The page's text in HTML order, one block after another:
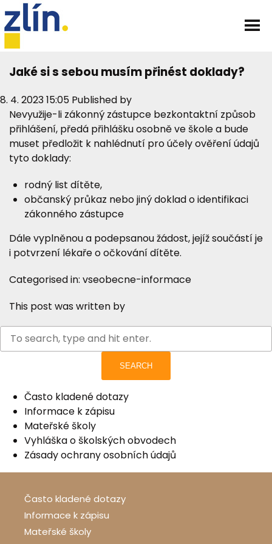
Jaké si s sebou musím přinést doklady?
8. 4. 2023 15:05 Published by
Nevyužije-li zákonný zástupce bezkontaktní způsob
přihlášení, předá přihlášku osobně ve škole a bude
muset předložit k nahlédnutí pro účely ověření údajů
tyto doklady:
rodný list dítěte,
občanský průkaz nebo jiný doklad o identifikaci
zákonného zástupce
Dále vyplněnou a podepsanou žádost, jejíž součástí je
i potvrzení lékaře o očkování dítěte.
Categorised in: vseobecne-informace
This post was written by
SEARCH
Často kladené dotazy
Informace k zápisu
Mateřské školy
Vyhláška o školských obvodech
Zásady ochrany osobních údajů
Často kladené dotazy
Informace k zápisu
Mateřské školy